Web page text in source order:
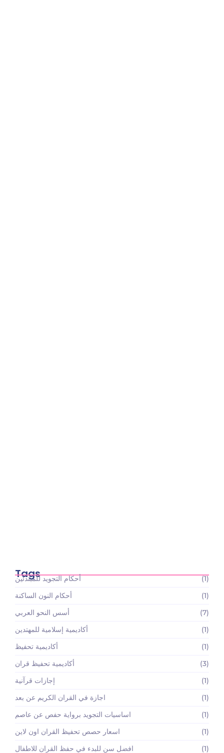
Tags
أحكام التجويد للمبتدئين
(1)
أحكام النون الساكنة
(1)
أسس النحو العربي
(7)
أكاديمية إسلامية للمهتدين
(1)
أكاديمية تحفيظ
(1)
أكاديمية تحفيظ قران
(3)
إجازات قرآنية
(1)
اجازة في القران الكريم عن بعد
(1)
اساسيات التجويد برواية حفص عن عاصم
(1)
اسعار حصص تحفيظ القران اون لاين
(1)
افضل سن للبدء في حفظ القران للاطفال
(1)